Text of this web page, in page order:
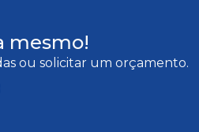
mesmo!
ou solicitar um orçamento.